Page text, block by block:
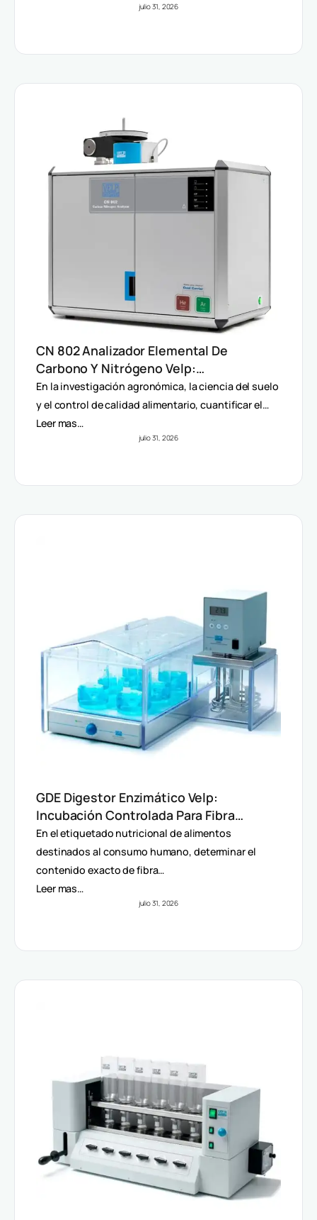
julio 31, 2026
CN 802 Analizador Elemental De
Carbono Y Nitrógeno Velp:
Determinación Rápida Por Método
Dumas (TC, TOC, TIC Y TN)
En la investigación agronómica, la ciencia del suelo
y el control de calidad alimentario, cuantificar el…
Leer mas…
julio 31, 2026
GDE Digestor Enzimático Velp:
Incubación Controlada Para Fibra
Dietética (AOAC)
En el etiquetado nutricional de alimentos
destinados al consumo humano, determinar el
contenido exacto de fibra…
Leer mas…
julio 31, 2026